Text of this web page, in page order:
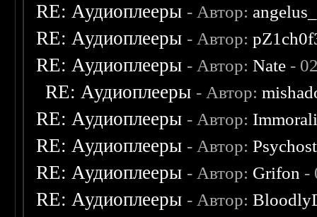
RE: Аудиоплееры - Автор:
RE: Аудиоплееры - Автор:
RE: Аудиоплееры - Автор:Nate -
RE: Аудиоплееры - Автор:
RE: Аудиоплееры - Автор:
RE: Аудиоплееры - Автор:
RE: Аудиоплееры - Автор: Grifon -
RE: Аудиоплееры - Автор: